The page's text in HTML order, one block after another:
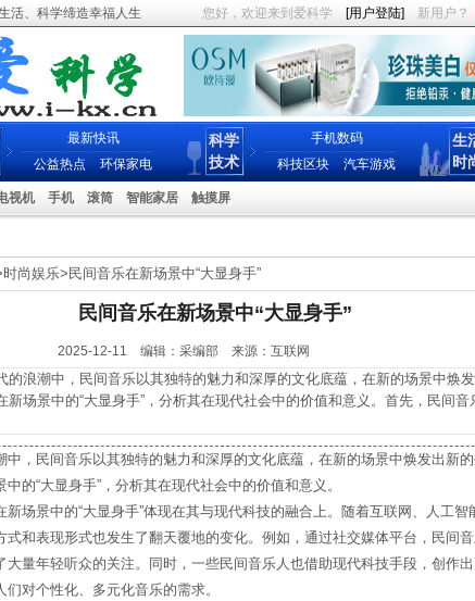
活、科学缔造幸福人生 您好，欢迎来到爱科学 [用户登陆] 新用户？
最新快讯
公益热点
环保家电
科学
技术
手机数码
科技区块
汽车游戏
生
时
视机 手机 滚筒 智能家居 触摸屏
时尚娱乐> 民间音乐在新场景中“大显身手”
民间音乐在新场景中“大显身手”
2025-12-11 编辑：采编部 来源：互联网
潮中，民间音乐以其独特的魅力和深厚的文化底蕴，在新的场景中焕发
新场景中的“大显身手”，分析其在现代社会中的价值和意义。首先，民间音
中，民间音乐以其独特的魅力和深厚的文化底蕴，在新的场景中焕发出新
的“大显身手”，分析其在现代社会中的价值和意义。
新场景中的“大显身手”体现在其与现代科技的融合上。随着互联网、人工智
式和表现形式也发生了翻天覆地的变化。例如，通过社交媒体平台，民间
大量年轻听众的关注。同时，一些民间音乐人也借助现代科技手段，创作
对个性化、多元化音乐的需求。